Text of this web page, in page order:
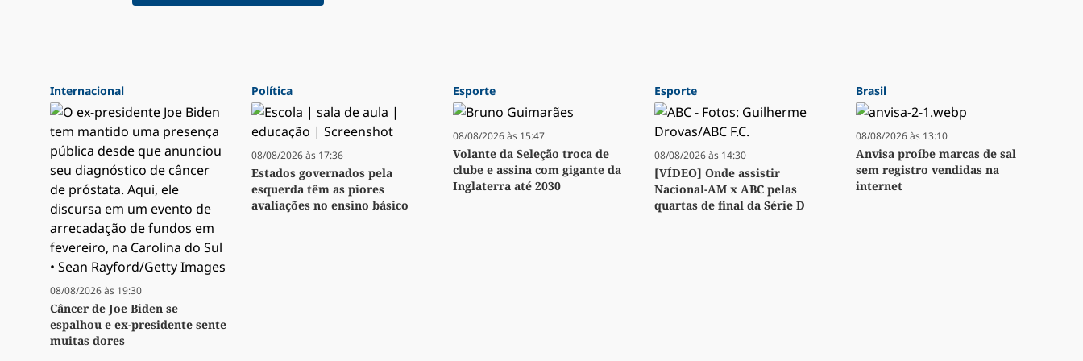
Internacional
08/08/2026 às 19:30
Câncer de Joe Biden se
espalhou e ex-presidente sente
muitas dores
Política
08/08/2026 às 17:36
Estados governados pela
esquerda têm as piores
avaliações no ensino básico
Esporte
08/08/2026 às 15:47
Volante da Seleção troca de
clube e assina com gigante da
Inglaterra até 2030
Esporte
08/08/2026 às 14:30
[VÍDEO] Onde assistir
Nacional-AM x ABC pelas
quartas de final da Série D
Brasil
08/08/2026 às 13:10
Anvisa proíbe marcas de sal
sem registro vendidas na
internet